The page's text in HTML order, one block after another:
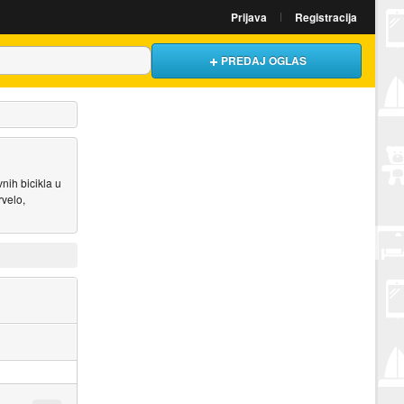
Prijava Registracija
PREDAJ OGLAS
bicikla u